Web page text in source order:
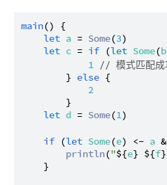
main() {
let a = Some(3)
let c = if (let Some(b
1 // 模式匹配
        }
else {
2
        }
let d = Some(1)
if (let Some(e) <- a
println("${e} ${f}
    }